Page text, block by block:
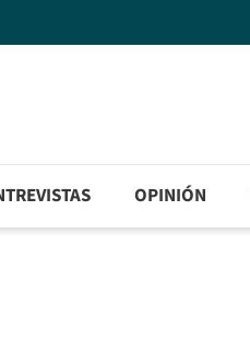
OPINIÓN